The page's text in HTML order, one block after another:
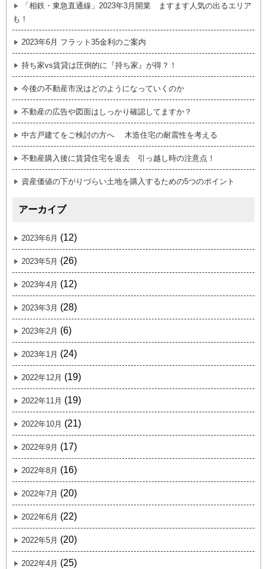
「相鉄・東急直通線」2023年3月開業 ますます人気の出るエリア
も！
2023年6月 フラット35金利のご案内
持ち家vs賃貸は圧倒的に『持ち家』が得？！
今後の不動産市況はどのようになっていくのか
不動産の広告や図面はしっかり確認してますか？
中古戸建てをご検討の方へ 木造住宅の耐震性を考える
不動産購入後に賃貸住宅を退去 引っ越し時の注意点！
資産価値の下がりづらい土地を購入するための5つのポイント
アーカイブ
2023年6月 (12)
2023年5月 (26)
2023年4月 (12)
2023年3月 (28)
2023年2月 (6)
2023年1月 (24)
2022年12月 (19)
2022年11月 (19)
2022年10月 (21)
2022年9月 (17)
2022年8月 (16)
2022年7月 (20)
2022年6月 (22)
2022年5月 (20)
2022年4月 (25)